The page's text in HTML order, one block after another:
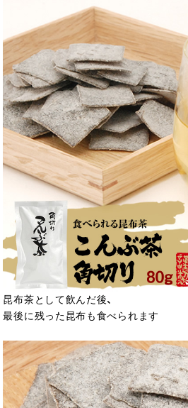
昆布茶として飲んだ後、
最後に残った昆布も食べられます